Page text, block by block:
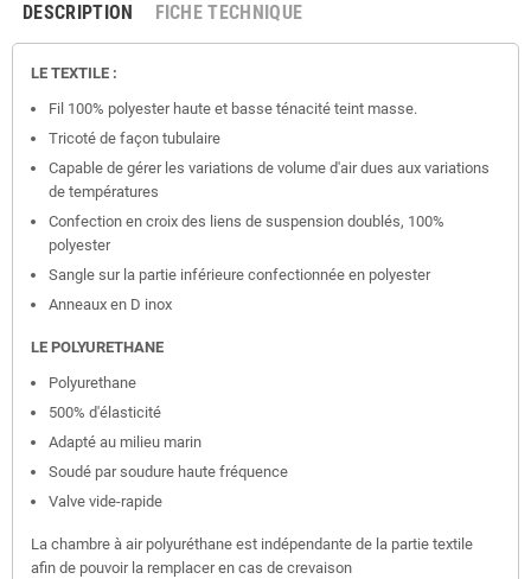
DESCRIPTION FICHE TECHNIQUE
LE TEXTILE :
Fil 100% polyester haute et basse ténacité teint masse.
Tricoté de façon tubulaire
Capable de gérer les variations de volume d'air dues aux variations
de températures
Confection en croix des liens de suspension doublés, 100%
polyester
Sangle sur la partie inférieure confectionnée en polyester
Anneaux en D inox
LE POLYURETHANE
Polyurethane
500% d'élasticité
Adapté au milieu marin
Soudé par soudure haute fréquence
Valve vide-rapide
La chambre à air polyuréthane est indépendante de la partie textile
afin de pouvoir la remplacer en cas de crevaison